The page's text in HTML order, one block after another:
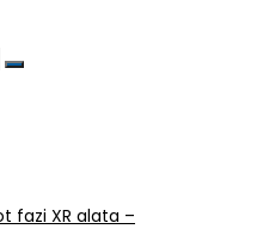
fazi XR alata –